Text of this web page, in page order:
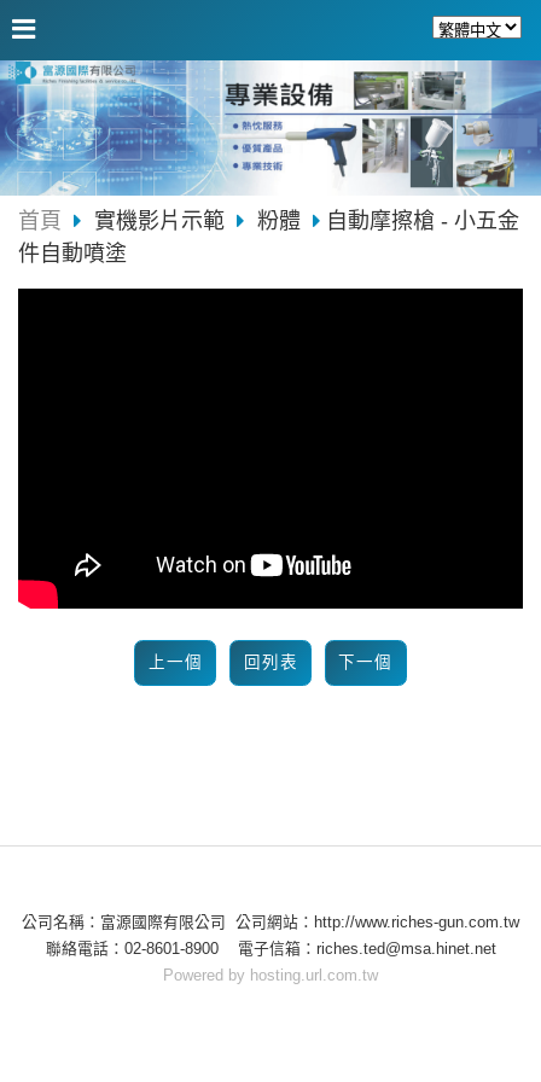
首頁 實機影片示範 粉體
自動摩擦槍 - 小五金
件自動噴塗
上一個 回列表 下一個
公司名稱：富源國際有限公司 公司網站：http://www.riches-gun.com.tw
聯絡電話：02-8601-8900 電子信箱：riches.ted@msa.hinet.net
Powered by hosting.url.com.tw